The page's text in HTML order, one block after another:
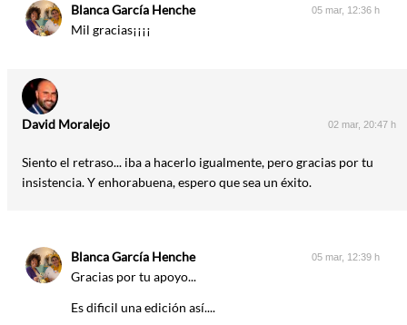
Blanca García Henche 05 mar, 12:36 h
Mil gracias¡¡¡¡
David Moralejo 02 mar, 20:47 h
Siento el retraso... iba a hacerlo igualmente, pero gracias por tu
insistencia. Y enhorabuena, espero que sea un éxito.
Blanca García Henche 05 mar, 12:39 h
Gracias por tu apoyo...
Es dificil una edición así....